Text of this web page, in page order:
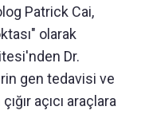
Patrick Cai,
olarak
Dr.
gen tedavisi ve
açıcı araçlara